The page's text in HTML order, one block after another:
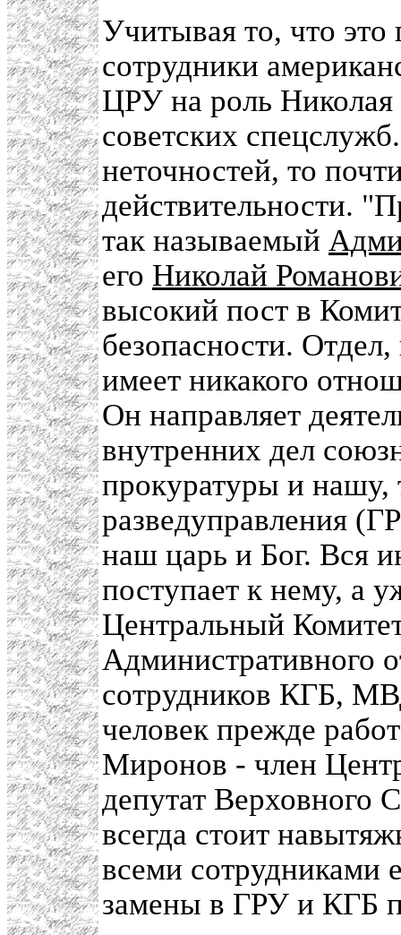
Учитывая то, что это
сотрудники
ЦРУ на роль
советских
неточностей, то
действительности.
так называемый
его Николай
высокий пост в
безопасности.
имеет никакого
Он направляет
внутренних дел
прокуратуры и нашу,
разведуправления
наш царь и Бог. Вся
поступает к нему, а
Центральный
Административного
сотрудников КГБ,
человек прежде
Миронов - член
депутат
всегда стоит
всеми сотрудниками
замены в ГРУ и КГБ